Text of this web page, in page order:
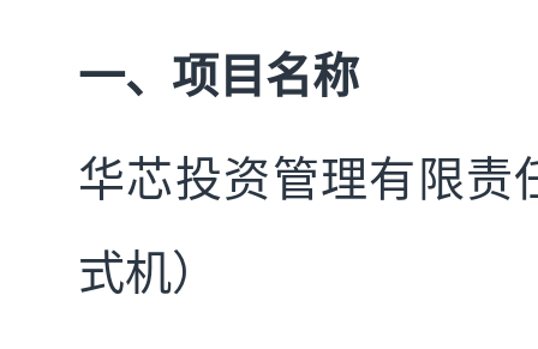
一、项目名称
华芯投资管理有限责
式机）